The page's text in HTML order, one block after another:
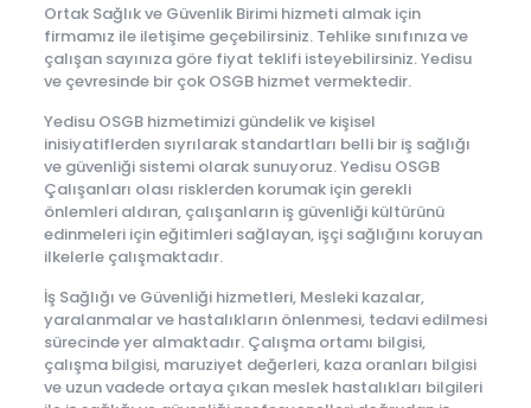
Ortak Sağlık ve Güvenlik Birimi hizmeti almak için
firmamız ile iletişime geçebilirsiniz. Tehlike sınıfınıza ve
çalışan sayınıza göre fiyat teklifi isteyebilirsiniz. Yedisu
ve çevresinde bir çok OSGB hizmet vermektedir.
Yedisu OSGB hizmetimizi gündelik ve kişisel
inisiyatiflerden sıyrılarak standartları belli bir iş sağlığı
ve güvenliği sistemi olarak sunuyoruz. Yedisu OSGB
Çalışanları olası risklerden korumak için gerekli
önlemleri aldıran, çalışanların iş güvenliği kültürünü
edinmeleri için eğitimleri sağlayan, işçi sağlığını koruyan
ilkelerle çalışmaktadır.
İş Sağlığı ve Güvenliği hizmetleri, Mesleki kazalar,
yaralanmalar ve hastalıkların önlenmesi, tedavi edilmesi
sürecinde yer almaktadır. Çalışma ortamı bilgisi,
çalışma bilgisi, maruziyet değerleri, kaza oranları bilgisi
ve uzun vadede ortaya çıkan meslek hastalıkları bilgileri